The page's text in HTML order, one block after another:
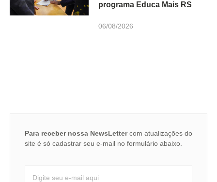
programa Educa Mais RS
06/08/2026
Para receber nossa NewsLettercom atualizações do
site é só cadastrar seu e-mail no formulário abaixo.